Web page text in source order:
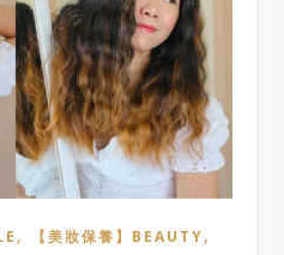
, 【美妝保養】BEAUTY,